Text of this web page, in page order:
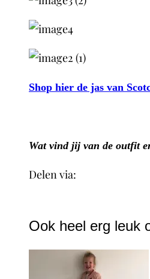
Shop hier de jas van
Wat vind jij van de outfit
Delen via:
Ook heel erg leuk